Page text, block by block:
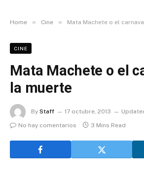
Home » Cine » Mata Machete o el
CINE
Mata Machete o el
la muerte
By Staff 17 octubre, 2013
No hay comentarios
3 Mins Read